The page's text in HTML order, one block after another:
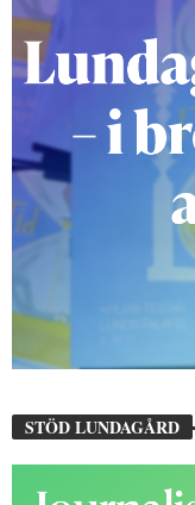
STÖD LUNDAGÅRD